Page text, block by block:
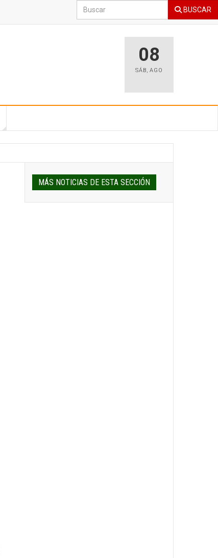
BUSCAR
08
SÁB, AGO
MÁS NOTICIAS DE ESTA SECCIÓN